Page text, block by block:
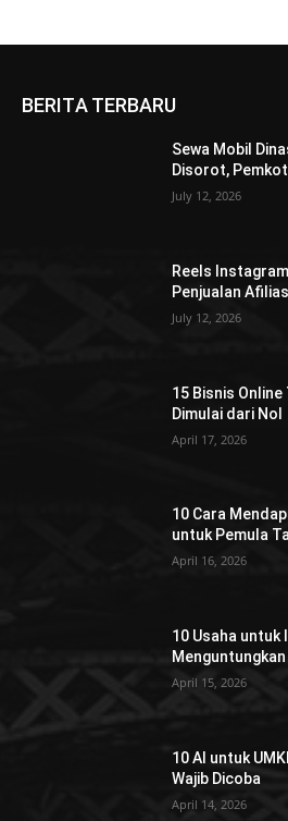
BERITA TERBARU
Sewa Mobil
Disorot,
July 12, 2026
Reels
Penjualan
July 12, 2026
15 Bisnis
Dimulai dari Nol
April 17, 2026
10 Cara
untuk Pemula
April 16, 2026
10 Usaha untuk
Menguntungkan
April 15, 2026
10 AI untuk
Wajib Dicoba
April 14, 2026